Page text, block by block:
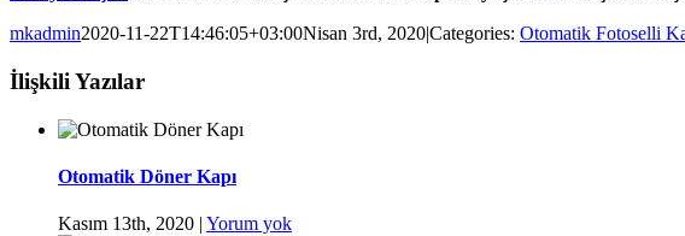
mkadmin2020-11-22T14:46:05+03:00Nisan 3rd, 2020|Categories: Otomatik Fotoselli
İlişkili Yazılar
Otomatik Döner Kapı
Kasım 13th, 2020 | Yorum yok